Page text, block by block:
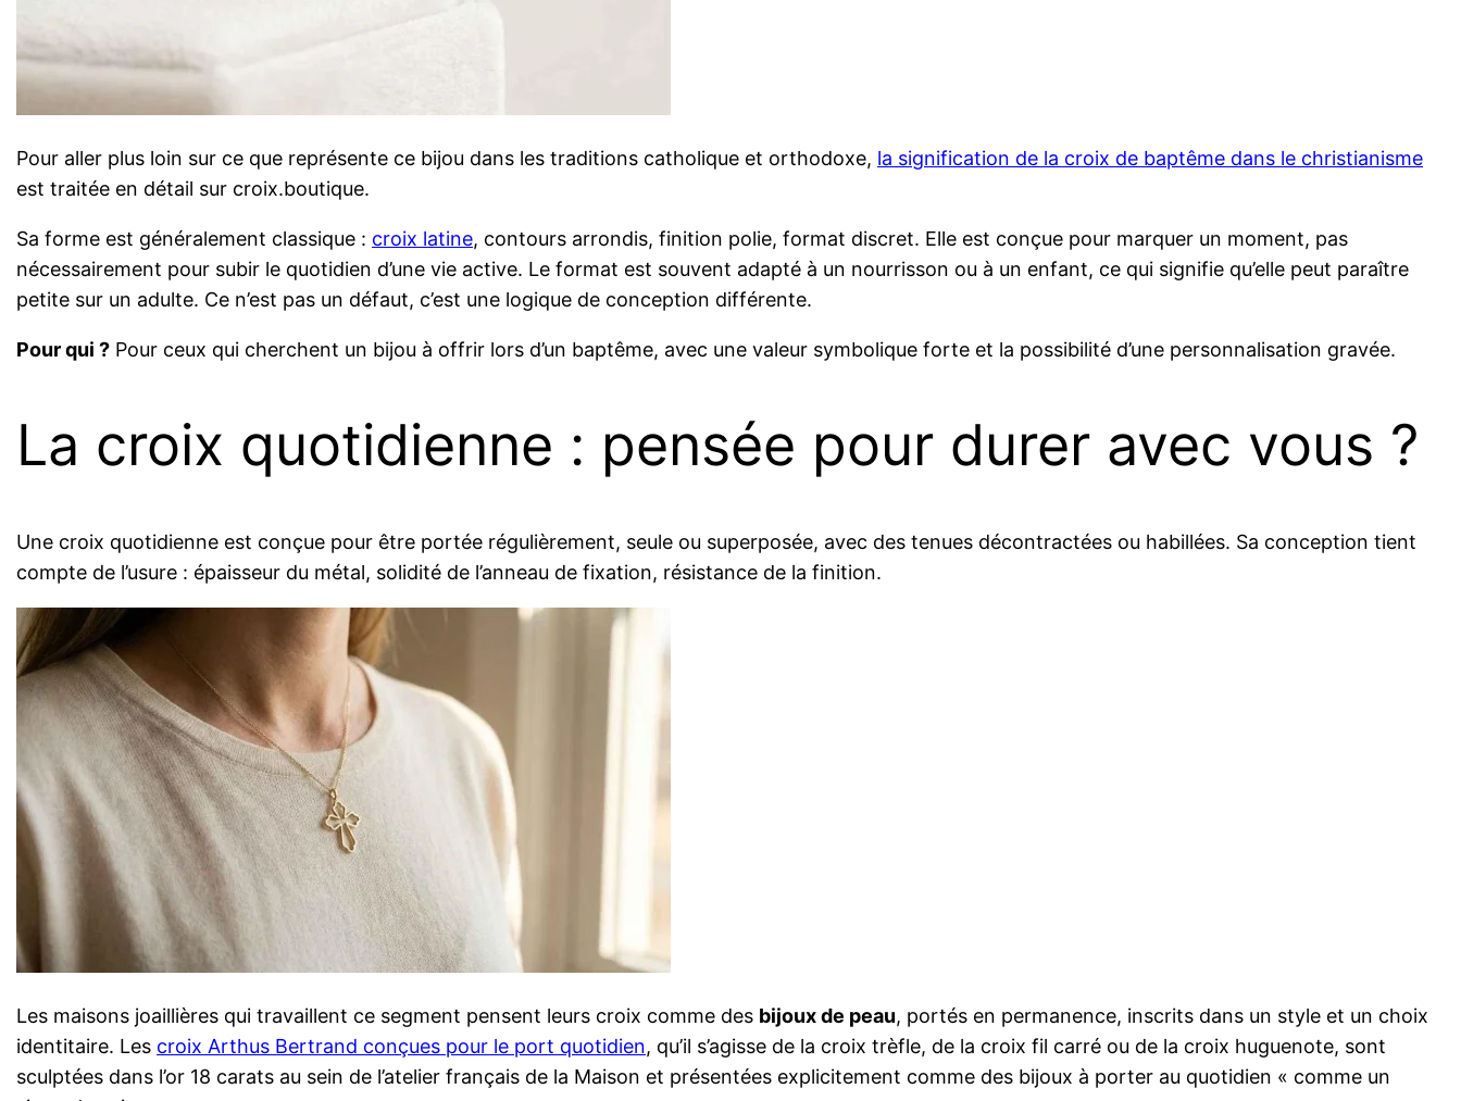
Pour aller plus loin sur ce que représente ce bijou dans les traditions catholique et orthodoxe, la signification de la croix de baptême dans le christianisme
est traitée en détail sur croix.boutique.
Sa forme est généralement classique : croix latine, contours arrondis, finition polie, format discret. Elle est conçue pour marquer un moment, pas
nécessairement pour subir le quotidien d’une vie active. Le format est souvent adapté à un nourrisson ou à un enfant, ce qui signifie qu’elle peut paraître
petite sur un adulte. Ce n’est pas un défaut, c’est une logique de conception différente.
Pour qui ? Pour ceux qui cherchent un bijou à offrir lors d’un baptême, avec une valeur symbolique forte et la possibilité d’une personnalisation gravée.
La croix quotidienne : pensée pour durer avec vous ?
Une croix quotidienne est conçue pour être portée régulièrement, seule ou superposée, avec des tenues décontractées ou habillées. Sa conception tient
compte de l’usure : épaisseur du métal, solidité de l’anneau de fixation, résistance de la finition.
Les maisons joaillières qui travaillent ce segment pensent leurs croix comme des bijoux de peau, portés en permanence, inscrits dans un style et un choix
identitaire. Les croix Arthus Bertrand conçues pour le port quotidien, qu’il s’agisse de la croix trèfle, de la croix fil carré ou de la croix huguenote, sont
sculptées dans l’or 18 carats au sein de l’atelier français de la Maison et présentées explicitement comme des bijoux à porter au quotidien « comme un